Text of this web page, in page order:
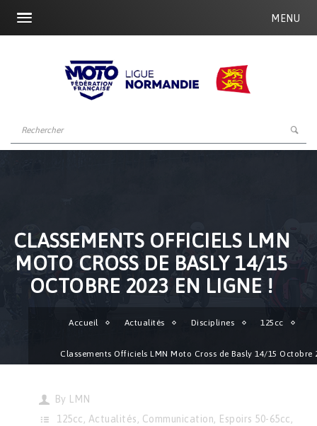
MENU
CLASSEMENTS OFFICIELS LMN
MOTO CROSS DE BASLY 14/15
OCTOBRE 2023 EN LIGNE !
Accueil Actualités Disciplines 125cc
Classements Officiels LMN Moto Cross de Basly 14/15 Octobre
By
LMN
125cc
Actualités Communication Espoirs 50-65cc